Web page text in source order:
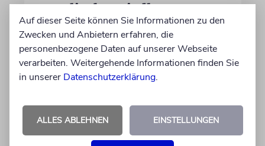
Israelischer Siedler wegen
Tötung eines Palästinensers
angeklagt
Der getötete Aktivist setzte sich gegen
Siedlergewalt ein und war an dem Oscar-
Jetzt steht der mutmaßliche Täter vor Gericht
07.08.2026
Auf dieser Seite können Sie Informationen zu den
Zwecken und Anbietern erfahren, die
personenbezogene Daten auf unserer Webseite
verarbeiten. Weitergehende Informationen finden Sie
in unserer Datenschutzerklärung.
ALLES ABLEHNEN EINSTELLUNGEN